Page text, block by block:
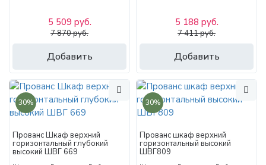
Добавить
5 509 руб.
7 870 руб.
Добавить
5 188 руб.
7 411 руб.
30%
Прованс Шкаф верхний
горизонтальный глубокий
высокий ШВГ 669
30%
Прованс шкаф верхний
горизонтальный высокий
ШВГ809